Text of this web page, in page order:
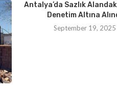
Antalya’da Sazlık
Denetim Altına
September 19, 2025